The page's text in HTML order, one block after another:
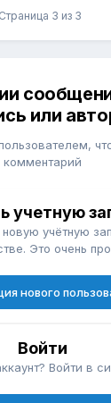
Страница 3 из 3
или
комментарий
учетную
новую учётную
Это очень
нового
Войти
Войти в